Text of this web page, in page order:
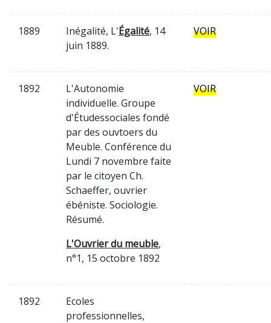
1889 Inégalité, L'Égalité, 14
juin 1889.
VOIR
1892
L'Autonomie
individuelle. Groupe
d'Étudessociales fondé
par des ouvtoers du
Meuble. Conférence du
Lundi 7 novembre faite
par le citoyen Ch.
Schaeffer, ouvrier
ébéniste. Sociologie.
Résumé.
L'Ouvrier du meuble,
n°1, 15 octobre 1892
VOIR
1892
Ecoles
professionnelles,